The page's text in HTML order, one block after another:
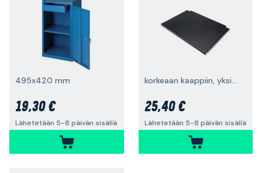
495x420 mm
19,30 €
Lähetetään 5-8 päivän sisällä
korkeaan kaappiin, yksiovinen
25,40 €
Lähetetään 5-8 päivän sisällä